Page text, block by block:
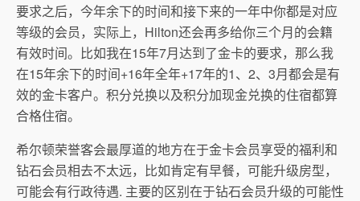
要求之后，今年余下的时间和接下来的一年中你都是对应
等级的会员，实际上，Hilton还会再多给你三个月的会籍
有效时间。比如我在15年7月达到了金卡的要求，那么我
在15年余下的时间+16年全年+17年的1、2、3月都会是有
效的金卡客户。积分兑换以及积分加现金兑换的住宿都算
合格住宿。
希尔顿荣誉客会最厚道的地方在于金卡会员享受的福利和
钻石会员相去不太远，比如肯定有早餐，可能升级房型，
可能会有行政待遇. 主要的区别在于钻石会员升级的可能性